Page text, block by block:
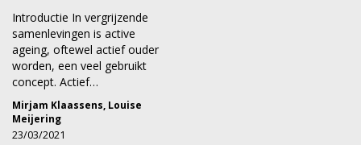
Introductie In vergrijzende
samenlevingen is active
ageing, oftewel actief ouder
worden, een veel gebruikt
concept. Actief…
Mirjam Klaassens Louise
Meijering
23/03/2021